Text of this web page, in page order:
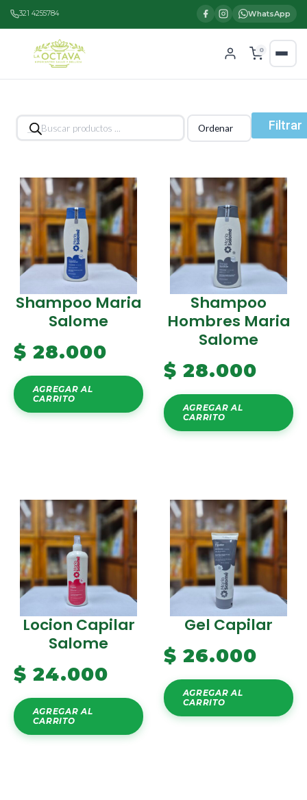
321 4255784 WhatsApp
0
Búsqueda
de
Filtrar
Shampoo Maria
Salome
$ 28.000
AGREGAR AL
CARRITO
Shampoo
Hombres Maria
Salome
$ 28.000
AGREGAR AL
CARRITO
Locion Capilar
Salome
$ 24.000
AGREGAR AL
CARRITO
Gel Capilar
$ 26.000
AGREGAR AL
CARRITO